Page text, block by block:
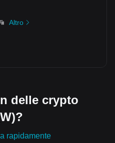
Altro
delle crypto
rapidamente